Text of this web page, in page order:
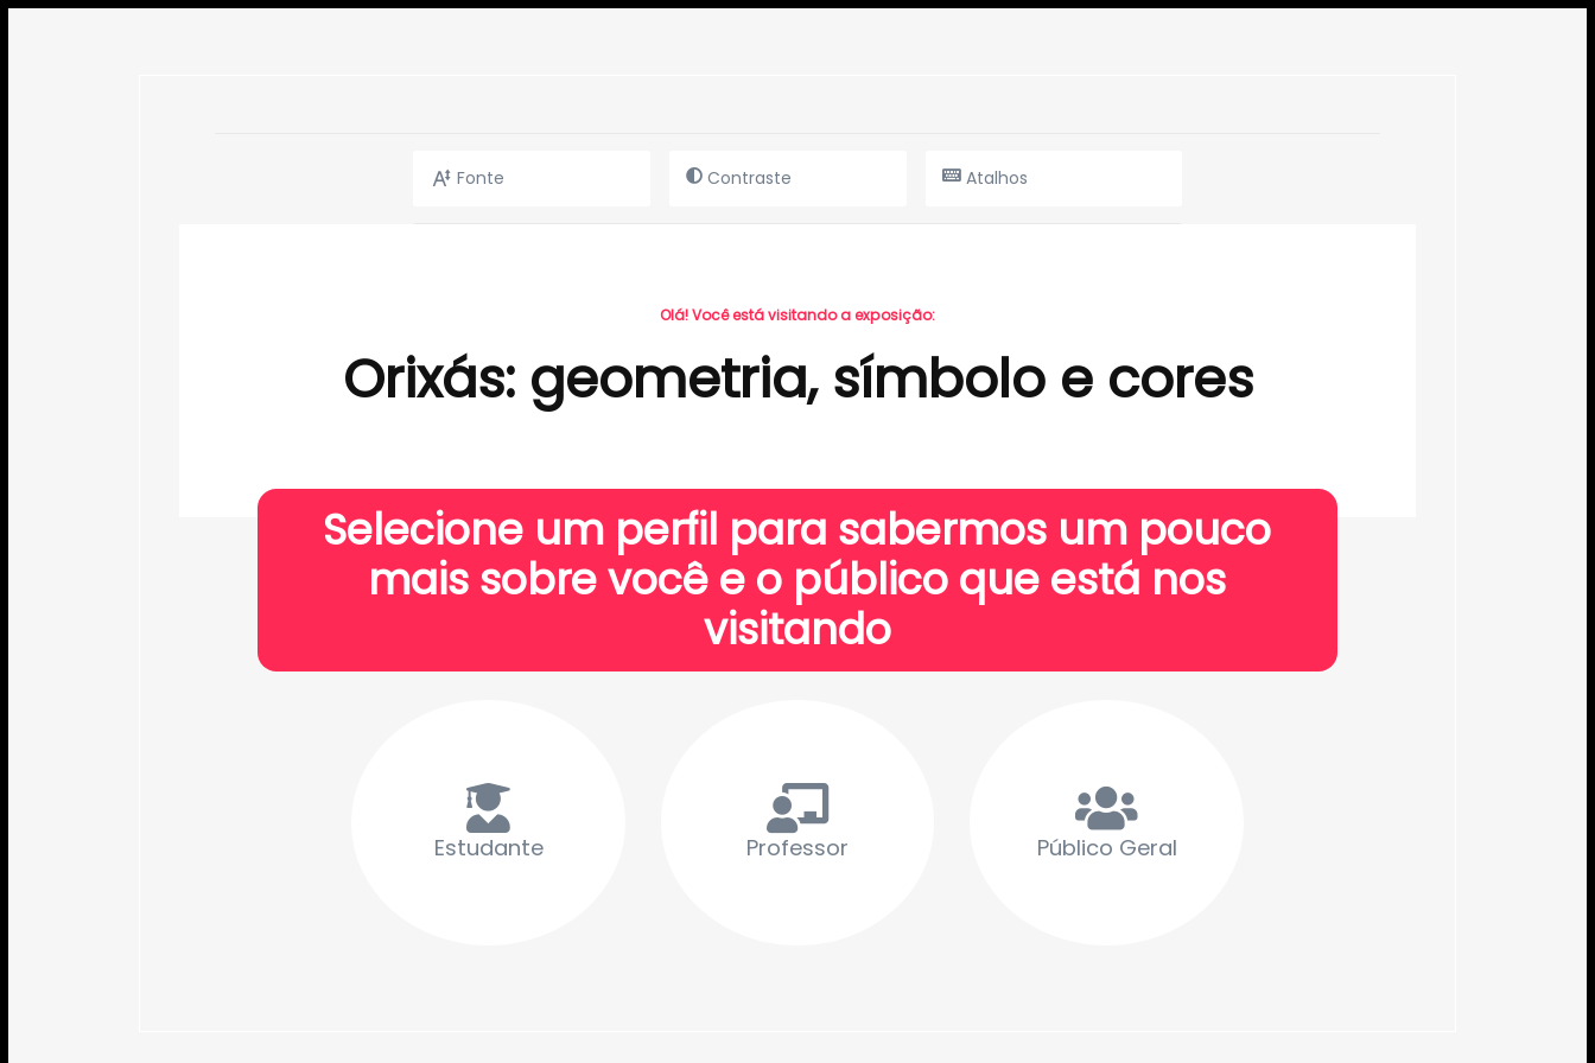
Fonte Contraste Atalhos
Olá! Você está visitando a exposição:
Orixás: geometria, símbolo e cores
Selecione um perfil para sabermos um pouco
mais sobre você e o público que está nos
visitando
Estudante Professor Público Geral